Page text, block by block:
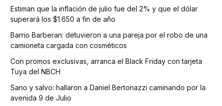
Estiman que la inflación de julio fue del 2% y que el dólar
superará los $1.650 a fin de año
Barrio Barberan: detuvieron a una pareja por el robo de una
camioneta cargada con cosméticos
Con promos exclusivas, arranca el Black Friday con tarjeta
Tuya del NBCH
Sano y salvo: hallaron a Daniel Bertonazzi caminando por la
avenida 9 de Julio